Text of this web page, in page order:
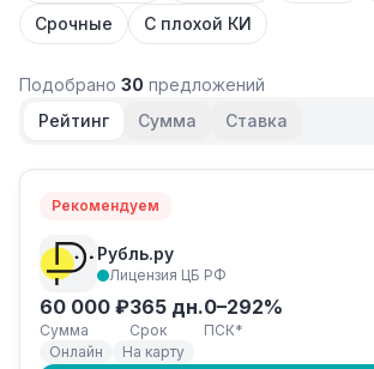
Срочные
С плохой КИ
Подобрано 30 предложений
Рейтинг
Сумма Ставка
Рекомендуем
Рубль.ру
Лицензия ЦБ РФ
60 000 ₽
Сумма
365 дн.
Срок
0–292%
ПСК*
Онлайн
На карту